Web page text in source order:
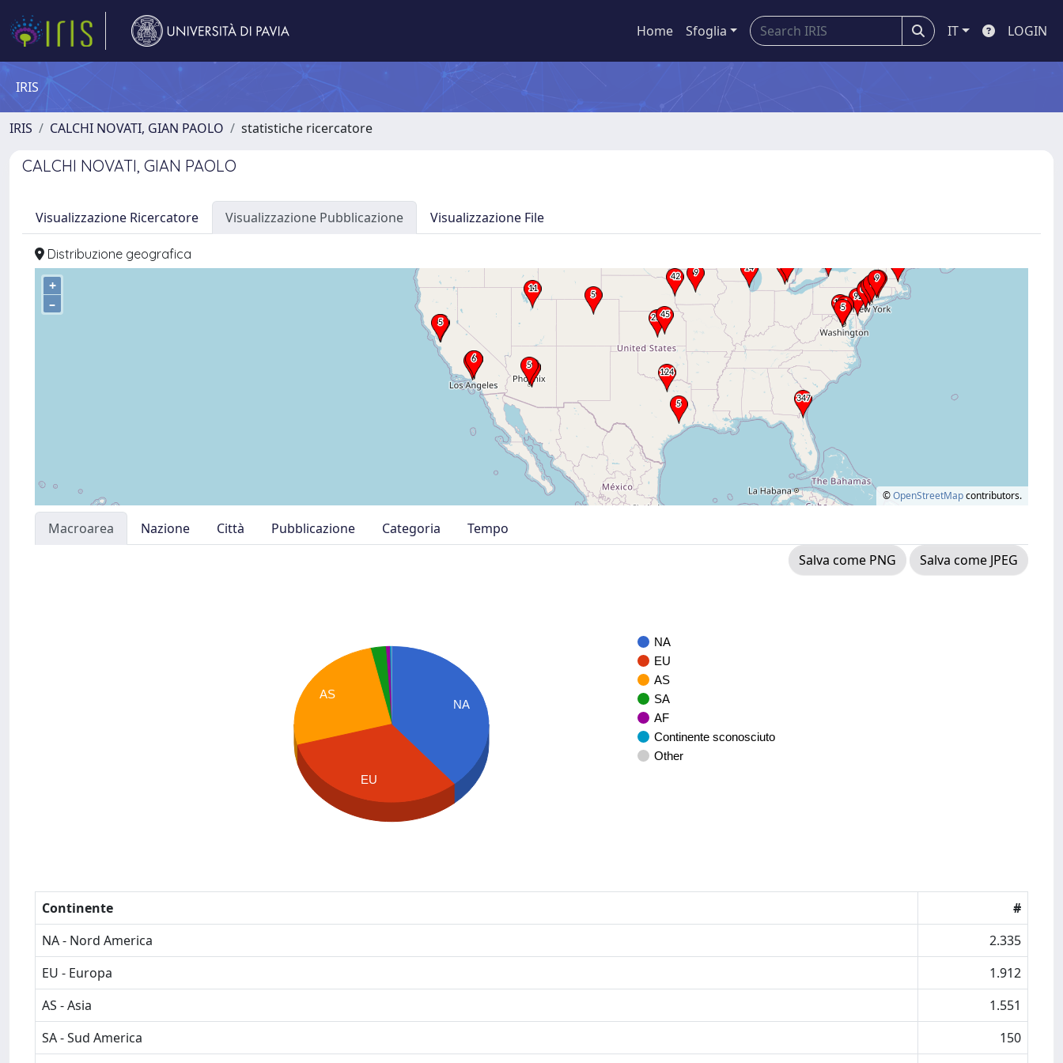
Home Sfoglia IT LOGIN
IRIS
IRIS CALCHI NOVATI, GIAN PAOLO statistiche ricercatore
CALCHI NOVATI, GIAN PAOLO
Visualizzazione Ricercatore Visualizzazione Pubblicazione Visualizzazione File
Distribuzione geografica
+
–
©OpenStreetMapcontributors.
Macroarea Nazione Città Pubblicazione Categoria
Tempo
Salva come PNG
Salva come JPEG
NA
EU
AS
SA
AF
Continente sconosciuto
Other
NA
AS
EU
Continente
#
NA - Nord America
2.335
EU - Europa
1.912
AS - Asia
1.551
SA - Sud America
150